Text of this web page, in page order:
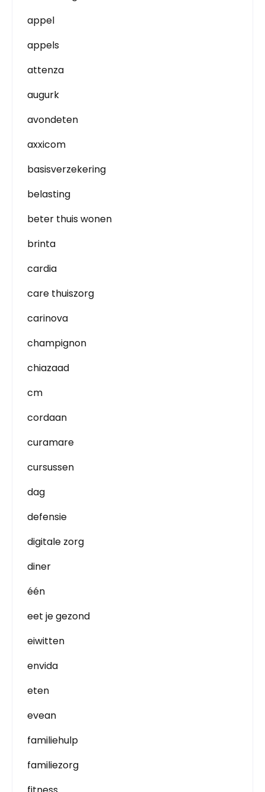
appel
appels
attenza
augurk
avondeten
axxicom
basisverzekering
belasting
beter thuis wonen
brinta
cardia
care thuiszorg
carinova
champignon
chiazaad
cm
cordaan
curamare
cursussen
dag
defensie
digitale zorg
diner
één
eet je gezond
eiwitten
envida
eten
evean
familiehulp
familiezorg